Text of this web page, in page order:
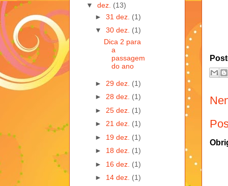
▼ dez. (13)
► 31 dez. (1)
▼ 30 dez. (1)
Dica 2 para
a
passagem
do ano
► 29 dez. (1)
► 28 dez. (1)
► 25 dez. (1)
► 21 dez. (1)
► 19 dez. (1)
► 18 dez. (1)
► 16 dez. (1)
► 14 dez. (1)